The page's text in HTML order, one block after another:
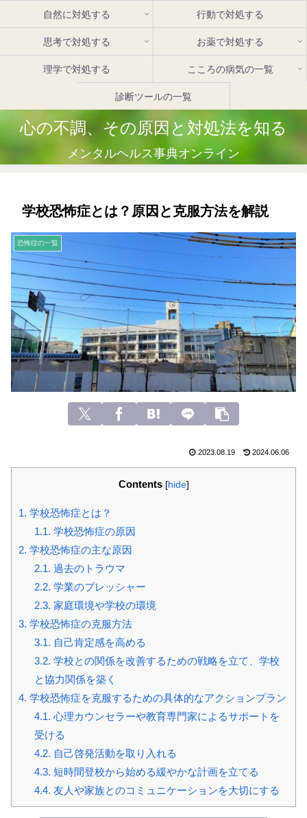
心の不調、その原因と対処法を知る
メンタルヘルス事典オンライン
自然に対処する 行動で対処する
思考で対処する お薬で対処する
理学で対処する こころの病気の一覧
診断ツールの一覧
学校恐怖症とは？原因と克服方法を解説
恐怖症の一覧
2023.08.19 2024.06.06
Contents [hide]
1. 学校恐怖症とは？
1.1. 学校恐怖症の原因
2. 学校恐怖症の主な原因
2.1. 過去のトラウマ
2.2. 学業のプレッシャー
2.3. 家庭環境や学校の環境
3. 学校恐怖症の克服方法
3.1. 自己肯定感を高める
3.2. 学校との関係を改善するための戦略を立て、学校
と協力関係を築く
4. 学校恐怖症を克服するための具体的なアクションプラン
4.1. 心理カウンセラーや教育専門家によるサポートを
受ける
4.2. 自己啓発活動を取り入れる
4.3. 短時間登校から始める緩やかな計画を立てる
4.4. 友人や家族とのコミュニケーションを大切にする